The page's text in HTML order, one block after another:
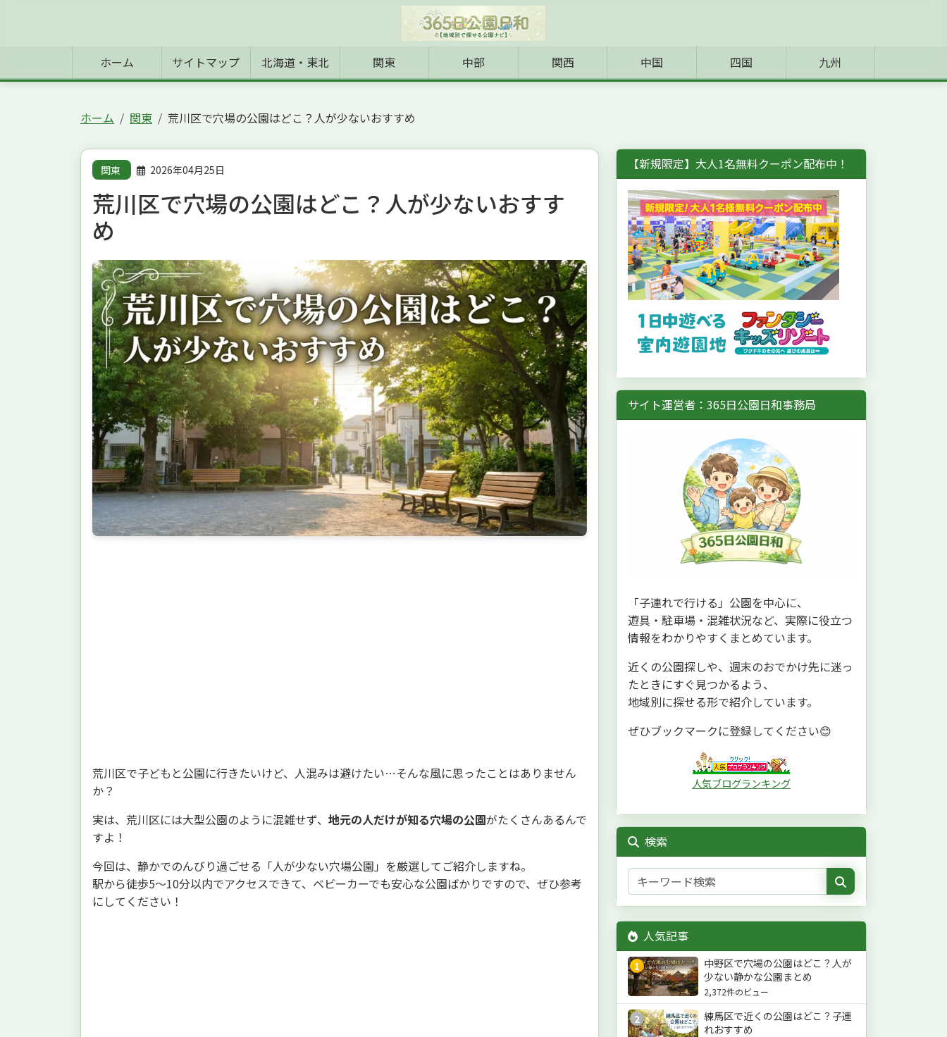
ホーム サイトマップ 北海道・東北 関東 中部 関西 中国 四国 九州
ホーム 関東 荒川区で穴場の公園はどこ？人が少ないおすすめ
関東 2026年04月25日
荒川区で穴場の公園はどこ？人が少ないおすす
め
荒川区で子どもと公園に行きたいけど、人混みは避けたい…そんな風に思ったことはありません
か？
実は、荒川区には大型公園のように混雑せず、 地元の人だけが知る穴場の公園がたくさんあるんで
すよ！
今回は、静かでのんびり過ごせる「人が少ない穴場公園」を厳選してご紹介しますね。
駅から徒歩5〜10分以内でアクセスできて、ベビーカーでも安心な公園ばかりですので、ぜひ参考
にしてください！
【新規限定】大人1名無料クーポン配布中！
サイト運営者：365日公園日和事務局
「子連れで行ける」公園を中心に、
遊具・駐車場・混雑状況など、実際に役立つ
情報をわかりやすくまとめています。
近くの公園探しや、週末のおでかけ先に迷っ
たときにすぐ見つかるよう、
地域別に探せる形で紹介しています。
ぜひブックマークに登録してください😊
人気ブログランキング
検索
人気記事
1
中野区で穴場の公園はどこ？人が
少ない静かな公園まとめ
2,372件のビュー
2
練馬区で近くの公園はどこ？子連
れおすすめ